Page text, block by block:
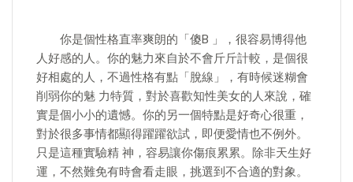
你是個性格直率爽朗的「傻B 」，很容易博得他
人好感的人。你的魅力來自於不會斤斤計較，是個很
好相處的人，不過性格有點「脫線」，有時候迷糊會
削弱你的魅 力特質，對於喜歡知性美女的人來說，確
實是個小小的遺憾。你的另一個特點是好奇心很重，
對於很多事情都顯得躍躍欲試，即便愛情也不例外。
只是這種實驗精 神，容易讓你傷痕累累。除非天生好
運，不然難免有時會看走眼，挑選到不合適的對象。